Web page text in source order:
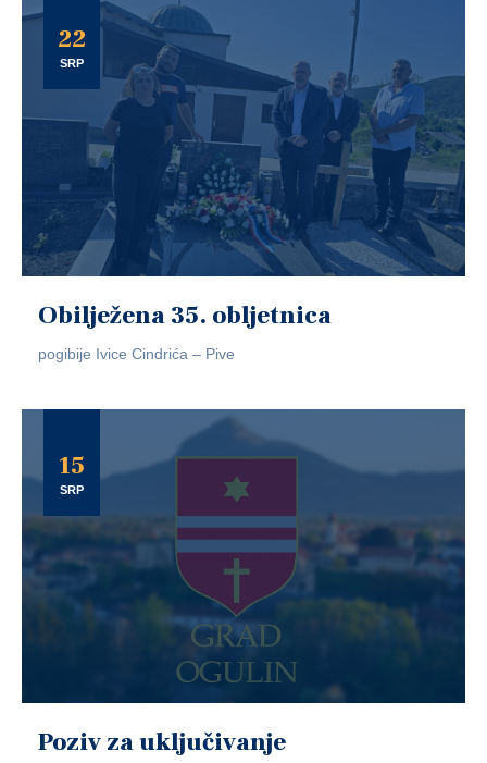
22
SRP
Obilježena 35. obljetnica
pogibije Ivice Cindrića – Pive
15
SRP
Poziv za uključivanje